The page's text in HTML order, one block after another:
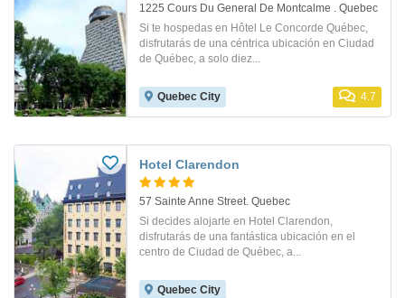
1225 Cours Du General De Montcalme . Quebec
Si te hospedas en Hôtel Le Concorde Québec,
disfrutarás de una céntrica ubicación en Ciudad
de Québec, a solo diez...
Quebec City 4.7
Hotel Clarendon
57 Sainte Anne Street. Quebec
Si decides alojarte en Hotel Clarendon,
disfrutarás de una fantástica ubicación en el
centro de Ciudad de Québec, a...
Quebec City